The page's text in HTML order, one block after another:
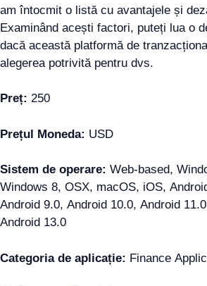
am întocmit o listă cu avantajele și
Examinând acești factori, puteți lua o
dacă această platformă de
alegerea potrivită pentru dvs.
Preț: 250
Prețul Moneda: USD
Sistem de operare: Web-based,
Windows 8, OSX, macOS, iOS,
Android 9.0, Android 10.0, Android
Android 13.0
Categoria de aplicație: Finance